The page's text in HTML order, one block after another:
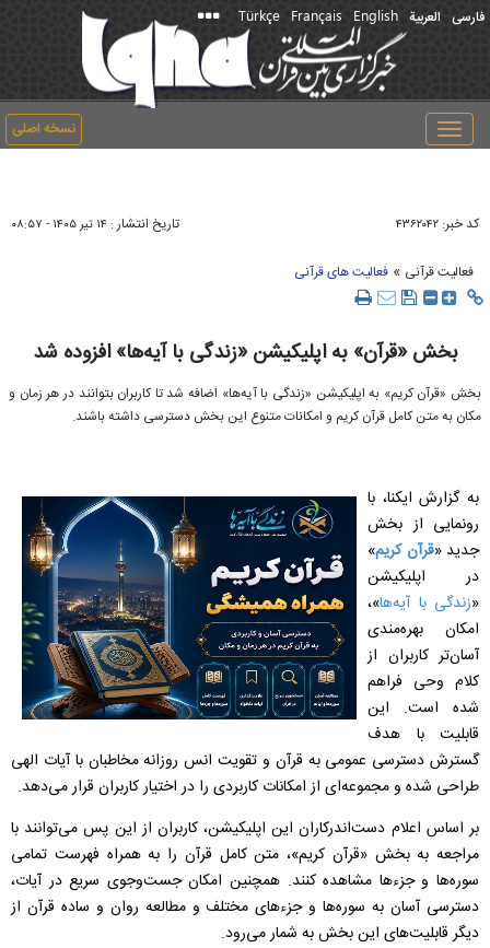
فارسی العربیة English
Français
Türkçe
نسخه اصلی
Toggle
navigation
کد خبر: ۴۳۶۲۰۴۲ تاریخ انتشار : ۱۴ تير ۱۴۰۵ - ۰۸:۵۷
فعالیت قرآنی » فعالیت های قرآنی
بخش «قرآن» به اپلیکیشن «زندگی با آیه‌ها» افزوده شد
بخش «قرآن کریم» به اپلیکیشن «زندگی با آیه‌ها» اضافه شد تا کاربران بتوانند در هر زمان و
مکان به متن کامل قرآن کریم و امکانات متنوع این بخش دسترسی داشته باشند.
به گزارش ایکنا، با
رونمایی از بخش
جدید «قرآن کریم»
در اپلیکیشن
«زندگی با آیه‌ها»،
امکان بهره‌مندی
آسان‌تر کاربران از
کلام وحی فراهم
شده است. این
قابلیت با هدف
گسترش دسترسی عمومی به قرآن و تقویت انس روزانه مخاطبان با آیات الهی
طراحی شده و مجموعه‌ای از امکانات کاربردی را در اختیار کاربران قرار می‌دهد.
بر اساس اعلام دست‌اندرکاران این اپلیکیشن، کاربران از این پس می‌توانند با
مراجعه به بخش «قرآن کریم»، متن کامل قرآن را به همراه فهرست تمامی
سوره‌ها و جزء‌ها مشاهده کنند. همچنین امکان جست‌وجوی سریع در آیات،
دسترسی آسان به سوره‌ها و جزء‌های مختلف و مطالعه روان و ساده قرآن از
دیگر قابلیت‌های این بخش به شمار می‌رود.